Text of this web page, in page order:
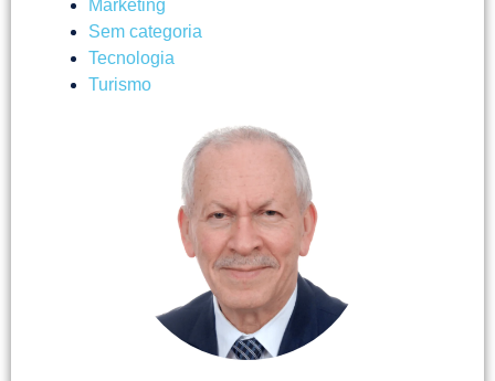
Marketing
Sem categoria
Tecnologia
Turismo